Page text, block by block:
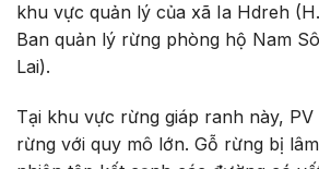
khu vực quản lý của xã Ia Hdreh
Ban quản lý rừng phòng hộ Nam
Lai).
Tại khu vực rừng giáp ranh này,
rừng với quy mô lớn. Gỗ rừng bị